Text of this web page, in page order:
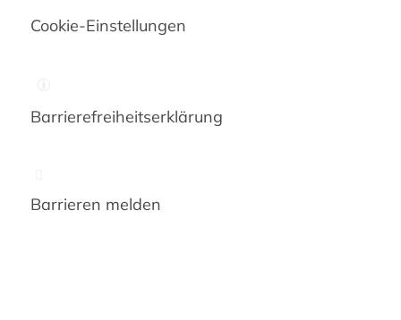
Cookie-Einstellungen
Barrierefreiheits­erklärung
Barrieren melden